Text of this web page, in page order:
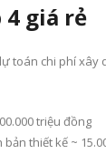
giá rẻ
toán chi phí xây
triệu đồng
thiết kế ~